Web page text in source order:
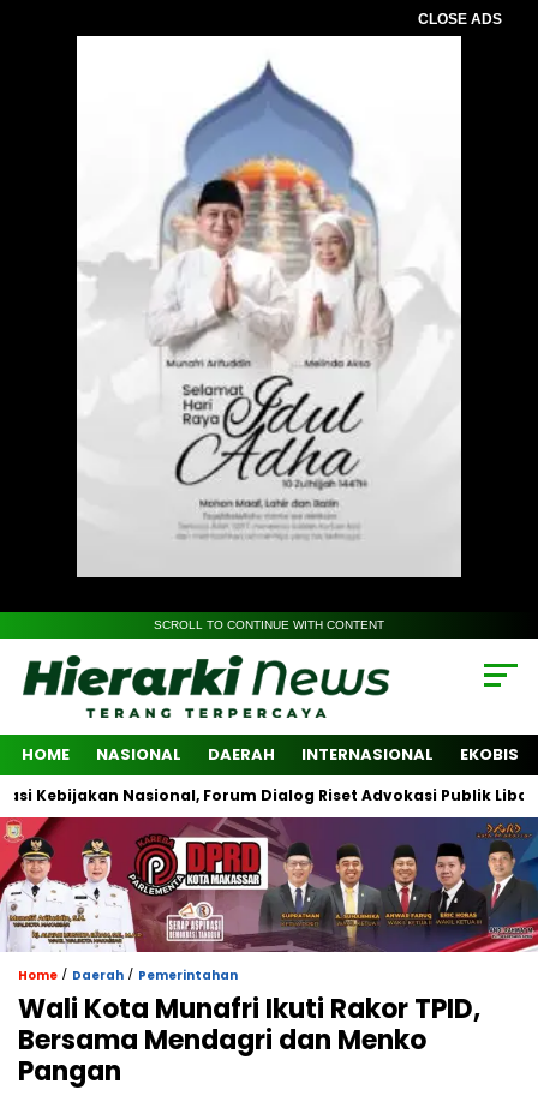
CLOSE ADS
SCROLL TO CONTINUE WITH CONTENT
HOME NASIONAL DAERAH INTERNASIONAL EKOBIS
Nasional, Forum Dialog Riset Advokasi Publik Libatkan
Home / Daerah / Pemerintahan
Wali Kota Munafri Ikuti Rakor TPID,
Bersama Mendagri dan Menko
Pangan